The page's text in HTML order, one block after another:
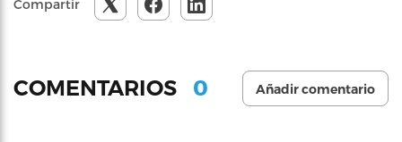
Compartir
COMENTARIOS 0 Añadir comentario